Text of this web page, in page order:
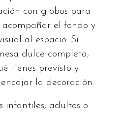
con globos para
acompañar el fondo y
al espacio. Si
dulce completa,
tienes previsto y
la decoración.
infantiles, adultos o